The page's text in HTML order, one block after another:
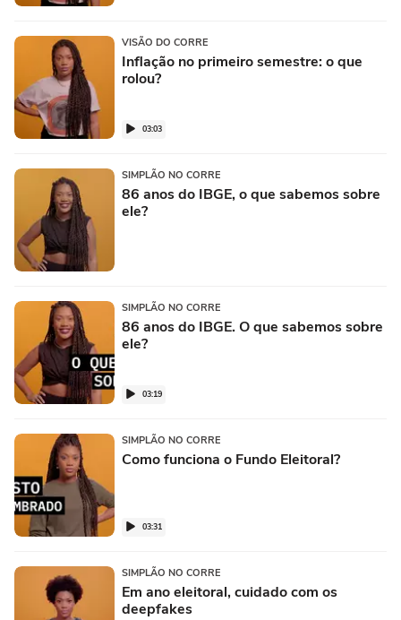
VISÃO DO CORRE
Inflação no primeiro semestre: o que
rolou?
03:03
SIMPLÃO NO CORRE
86 anos do IBGE, o que sabemos sobre
ele?
SIMPLÃO NO CORRE
86 anos do IBGE. O que sabemos sobre
ele?
03:19
SIMPLÃO NO CORRE
Como funciona o Fundo Eleitoral?
03:31
SIMPLÃO NO CORRE
Em ano eleitoral, cuidado com os
deepfakes